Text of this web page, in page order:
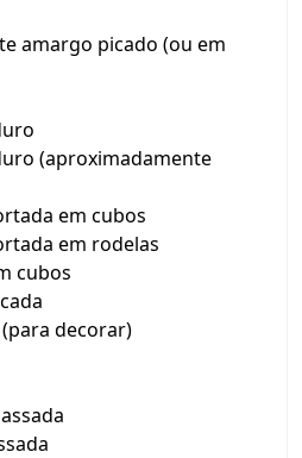
amargo picado (ou em
(aproximadamente
em cubos
em rodelas
cubos
decorar)